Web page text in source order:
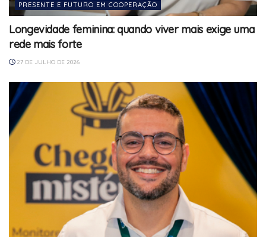
PRESENTE E FUTURO EM COOPERAÇÃO
Longevidade feminina: quando viver mais exige uma
rede mais forte
27 DE JULHO DE 2026